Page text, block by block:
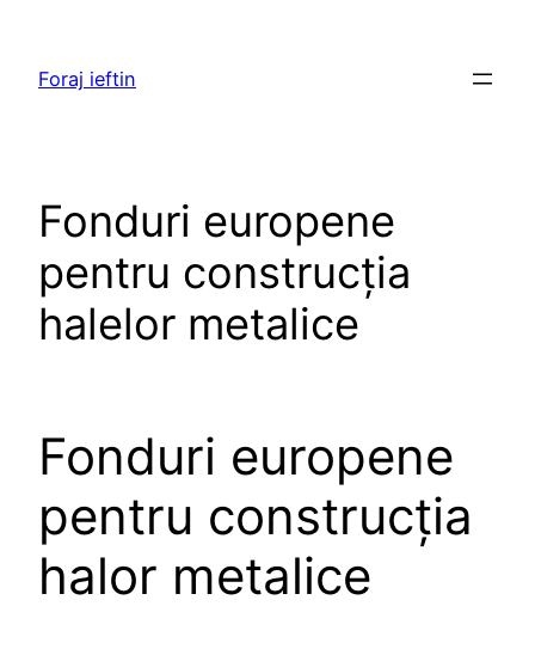
content
Foraj ieftin
Fonduri europene
pentru construcția
halelor metalice
Fonduri europene
pentru construcția
halor metalice